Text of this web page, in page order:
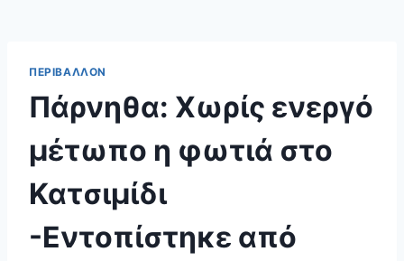
ΠΕΡΙΒΆΛΛΟΝ
Πάρνηθα: Χωρίς ενεργό
μέτωπο η φωτιά στο
Κατσιμίδι
-Εντοπίστηκε από